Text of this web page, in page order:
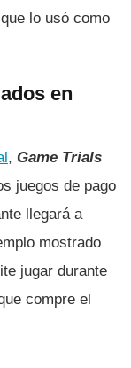
lo usó como
en
, Game Trials
juegos de pago
llegará a
mostrado
jugar durante
compre el